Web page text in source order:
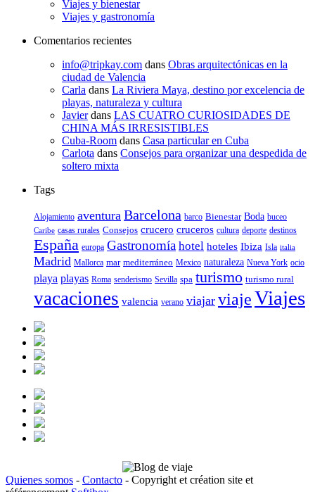
Viajes y bienestar
Viajes y gastronomía
Comentarios recientes
info@tripkay.com dans Obras arquitectónicas en la
ciudad de Valencia
Carla dans La Riviera Maya, destino por excelencia de
playas, naturaleza y cultura
Javierdans LAS CUATRO CURIOSIDADES DE
CHINA MÁS IRRESISTIBLES
Cuba-Room dans Casa particular en Cuba
Carlota dans Consejos para organizar una despedida de
soltero mixta
Tags
Alojamiento aventura Barcelona barco Bienestar Boda buceo
Caribe casas rurales Consejos crucero cruceros cultura deporte destinos
España europa Gastronomía hotel hoteles Ibiza Isla italia
Madrid Mallorca mar mediterráneo Mexico naturaleza Nueva York ocio
playa playas Roma senderismo Sevilla spa turismo turismo rural
vacaciones valencia verano viajar viajeViajes
Quienes somos - Contacto - Copyright et création site et